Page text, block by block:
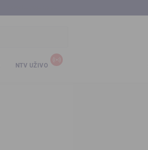
NTV UŽIVO